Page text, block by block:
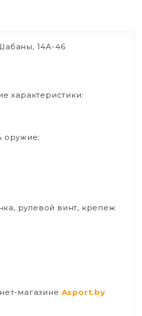
14А-46
характеристики:
оружие;
рулевой винт, крепеж
магазине Asport.by